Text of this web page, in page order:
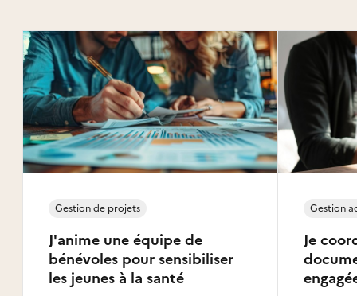
J'anime une équipe de
bénévoles pour sensibiliser
les jeunes à la santé
Gestion de projets
Je
Gestion